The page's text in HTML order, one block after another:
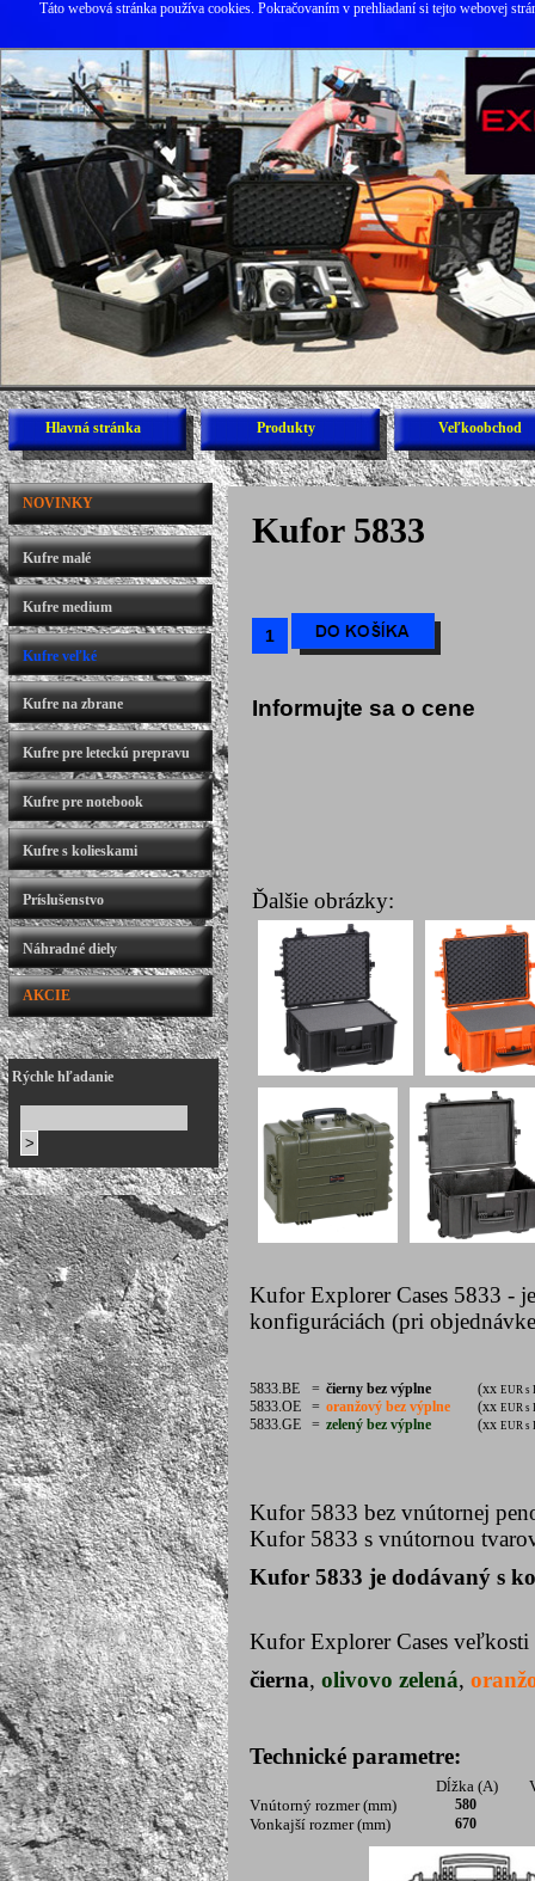
Táto webová stránka používa cookies. Pokračovaním v prehliadaní si tejto webovej
Hlavná stránka Produkty Veľkoobchod
NOVINKY
Kufre malé
Kufre medium
Kufre veľké
Kufre na zbrane
Kufre pre leteckú prepravu
Kufre pre notebook
Kufre s kolieskami
Príslušenstvo
Náhradné diely
AKCIE
Rýchle hľadanie
Kufor 5833
Informujte sa o cene
Ďalšie obrázky:
Kufor Explorer Cases 5833 -
konfiguráciách (pri
5833.BE = čierny bez výplne (xx EUR s
5833.OE = oranžový bez výplne (xx EUR s
5833.GE = zelený bez výplne (xx EUR s
Kufor 5833 bez vnútornej
Kufor 5833 s vnútornou
Kufor 5833 je dodávaný s
Kufor Explorer Cases
čierna, olivovo zelená,
Technické parametre:
Dĺžka (A)
Vnútorný rozmer (mm)
580
Vonkajší rozmer (mm) 670